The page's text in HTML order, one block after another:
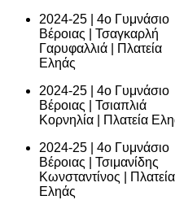
2024-25 | 4ο Γυμνάσιο
Βέροιας | Τσαγκαρλή
Γαρυφαλλιά | Πλατεία
Εληάς
2024-25 | 4ο Γυμνάσιο
Βέροιας | Τσιαπλιά
Κορνηλία | Πλατεία
2024-25 | 4ο Γυμνάσιο
Βέροιας | Τσιμανίδης
Κωνσταντίνος | Πλατεία
Εληάς